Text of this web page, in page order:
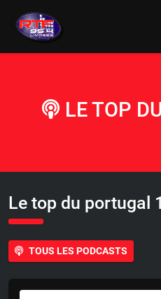
LE TOP
Le top du portugal
TOUS LES PODCASTS